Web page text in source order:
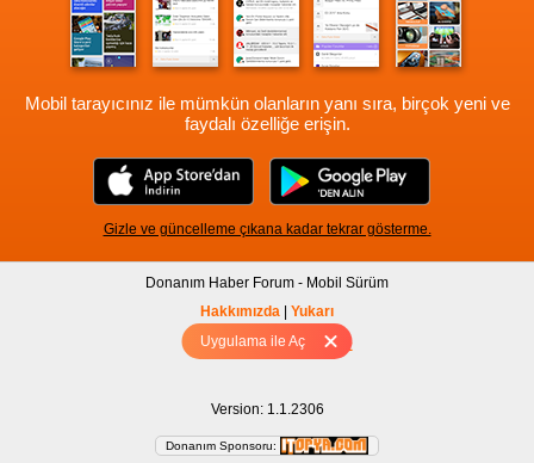
Uygulama ile Aç
Mobil tarayıcınız ile mümkün olanların yanı sıra, birçok yeni ve
faydalı özelliğe erişin.
Gizle ve güncelleme çıkana kadar tekrar gösterme.
Donanım Haber Forum - Mobil Sürüm
Hakkımızda | Yukarı
Tam sürüm için Tıklayınız
Version: 1.1.2306
Donanım Sponsoru: